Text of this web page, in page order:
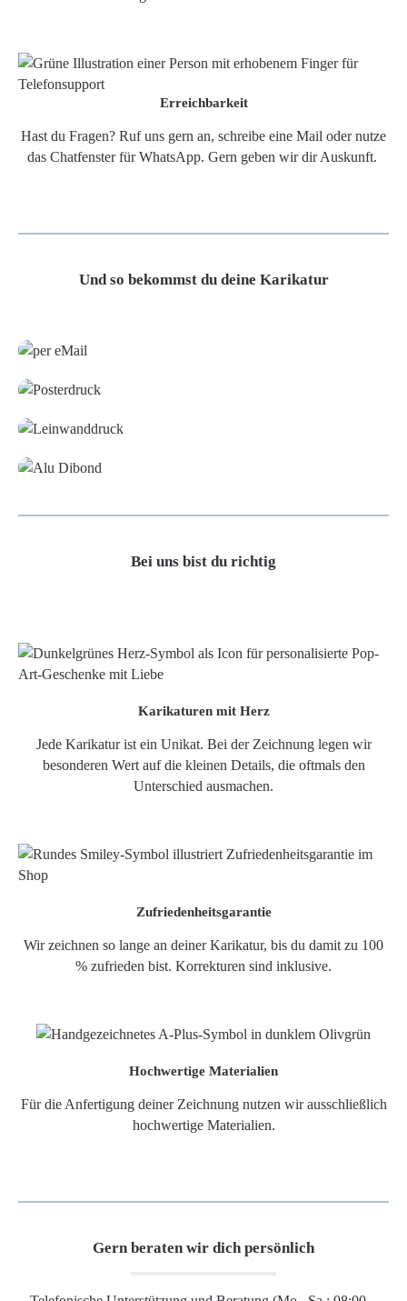
Erreichbarkeit
Hast du Fragen? Ruf uns gern an, schreibe eine Mail oder nutze
das Chatfenster für WhatsApp. Gern geben wir dir Auskunft.
Und so bekommst du deine Karikatur
Bei uns bist du richtig
Karikaturen mit Herz
Jede Karikatur ist ein Unikat. Bei der Zeichnung legen wir
besonderen Wert auf die kleinen Details, die oftmals den
Unterschied ausmachen.
Zufriedenheitsgarantie
Wir zeichnen so lange an deiner Karikatur, bis du damit zu 100
% zufrieden bist. Korrekturen sind inklusive.
Hochwertige Materialien
Für die Anfertigung deiner Zeichnung nutzen wir ausschließlich
hochwertige Materialien.
Gern beraten wir dich persönlich